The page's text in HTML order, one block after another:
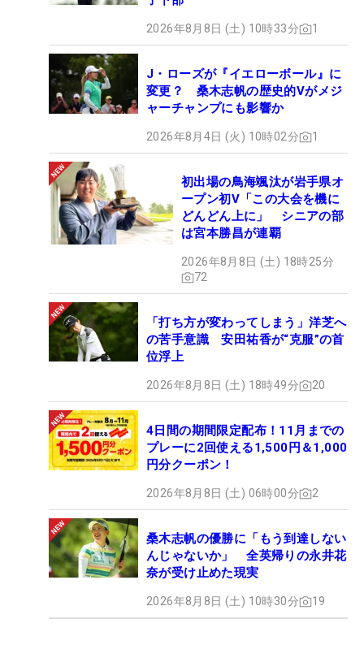
2026年8月8日 (土) 10時33分 1
J・ローズが『イエローボール』に
変更？ 桑木志帆の歴史的Vがメジ
ャーチャンプにも影響か
2026年8月4日 (火) 10時02分 1
初出場の鳥海颯汰が岩手県オ
ープン初V「この大会を機に
どんどん上に」 シニアの部
は宮本勝昌が連覇
2026年8月8日 (土) 18時25分
72
「打ち方が変わってしまう」洋芝へ
の苦手意識 安田祐香が“克服”の首
位浮上
2026年8月8日 (土) 18時49分 20
4日間の期間限定配布！11月までの
プレーに2回使える1,500円＆1,000
円分クーポン！
2026年8月8日 (土) 06時00分 2
桑木志帆の優勝に「もう到達しない
んじゃないか」 全英帰りの永井花
奈が受け止めた現実
2026年8月8日 (土) 10時30分 19